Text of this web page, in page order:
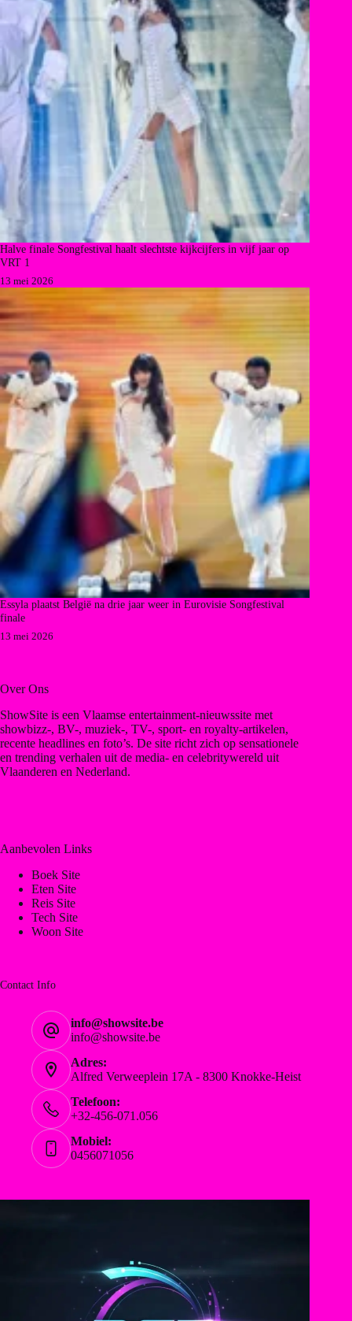
Halve finale Songfestival haalt slechtste kijkcijfers in vijf jaar op
VRT 1
13 mei 2026
Essyla plaatst België na drie jaar weer in Eurovisie Songfestival
finale
13 mei 2026
Over Ons
ShowSite is een Vlaamse entertainment-nieuwssite met
showbizz-, BV-, muziek-, TV-, sport- en royalty-artikelen,
recente headlines en foto’s. De site richt zich op sensationele
en trending verhalen uit de media- en celebritywereld uit
Vlaanderen en Nederland.
Aanbevolen Links
Boek Site
Eten Site
Reis Site
Tech Site
Woon Site
Contact Info
info@showsite.be
info@showsite.be
Adres:
Alfred Verweeplein 17A - 8300 Knokke-Heist
Telefoon:
+32-456-071.056
Mobiel:
0456071056